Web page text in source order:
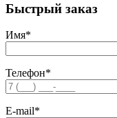
Быстрый заказ
Имя*
Телефон*
E-mail*